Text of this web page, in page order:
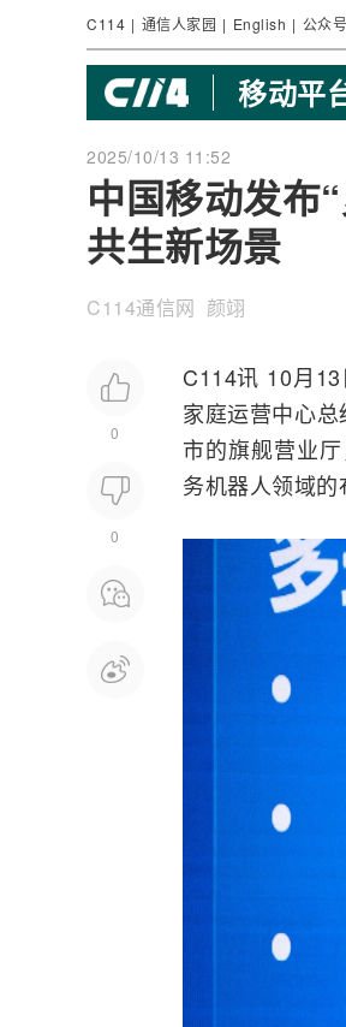
C114 | 通信人家园 | English | 公众
移动平
2025/10/13 11:52
中国移动发布
共生新场景
C114通信网 颜翊
0
0
C114讯 10月
家庭运营中心
市的旗舰营业
务机器人领域的